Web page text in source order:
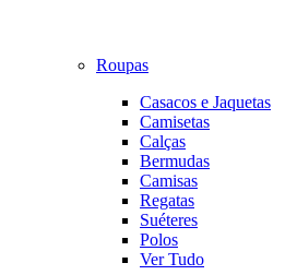
Roupas
Casacos e Jaquetas
Camisetas
Calças
Bermudas
Camisas
Regatas
Suéteres
Polos
Ver Tudo